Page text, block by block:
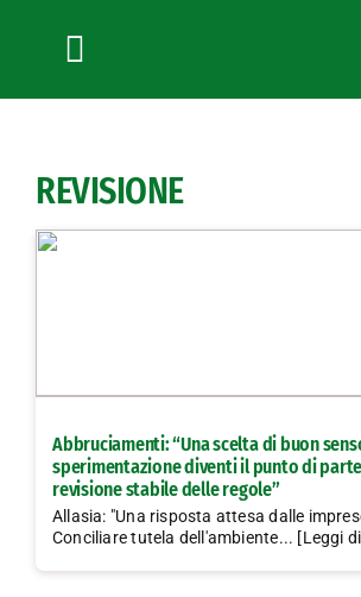
Toggle
Navigation
News
Bandi
Lavora con noi
Contatti
REVISIONE
Abbruciamenti: “Una scelta di buon
sperimentazione diventi il punto di
revisione stabile delle regole”
Allasia: "Una risposta attesa dalle
Conciliare tutela dell'ambiente... [Leggi